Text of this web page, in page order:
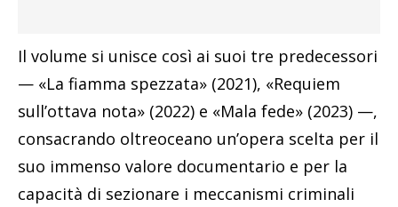
Il volume si unisce così ai suoi tre predecessori
— «La fiamma spezzata» (2021), «Requiem
sull’ottava nota» (2022) e «Mala fede» (2023) —,
consacrando oltreoceano un’opera scelta per il
suo immenso valore documentario e per la
capacità di sezionare i meccanismi criminali